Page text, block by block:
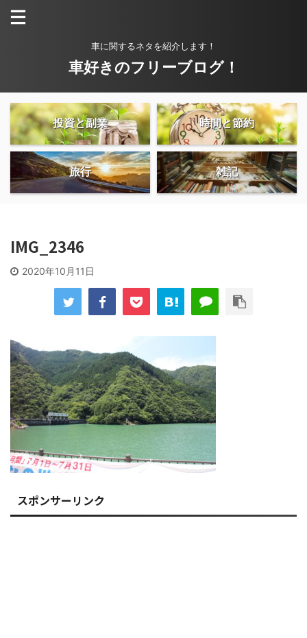
車に関するネタを紹介します！
車好きのフリーブログ！
投資と副業 時間と節約
旅行 雑記
IMG_2346
2020年10月11日
スポンサーリンク